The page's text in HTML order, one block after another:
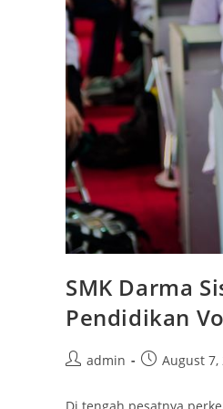
SMK Darma
Pendidikan
Postadmin
PostAugust 7,
Di tengah pesatnya